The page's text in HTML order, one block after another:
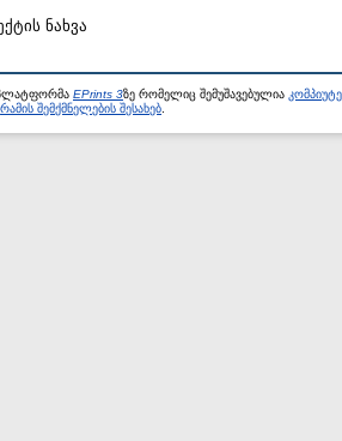
ნახვა
პლატფორმა EPrints 3ზე რომელიც შემუშავებულია
შემქმნელების შესახებ.